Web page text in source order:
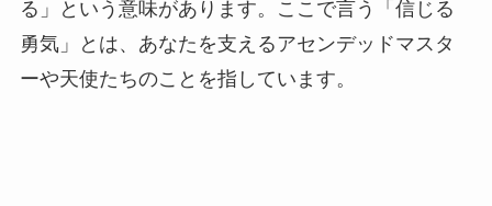
る」という意味があります。ここで言う「信じる
勇気」とは、あなたを支えるアセンデッドマスタ
ーや天使たちのことを指しています。